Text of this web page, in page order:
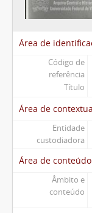
Área de
Código de
referência
Título
Área de
Entidade
custodiadora
Área de
Âmbito e
conteúdo